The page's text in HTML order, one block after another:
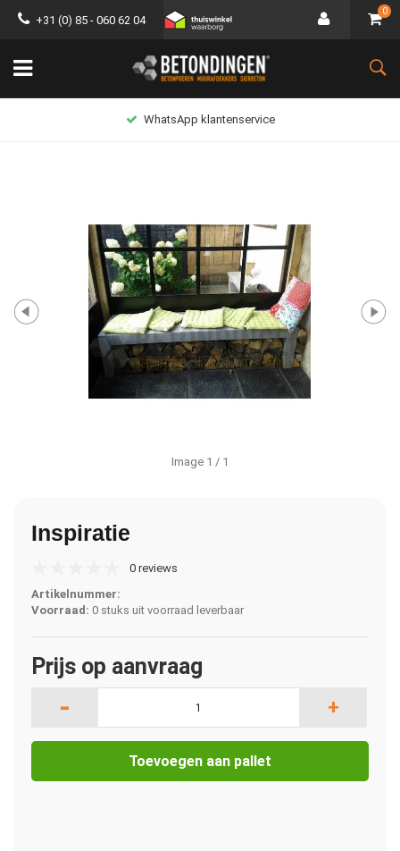
+31 (0) 85 - 060 62 04
0
Lage verzendkosten
Image 1 / 1
Inspiratie
0 reviews
Artikelnummer:
Voorraad: 0 stuks uit voorraad leverbaar
Prijs op aanvraag
- +
Toevoegen aan pallet